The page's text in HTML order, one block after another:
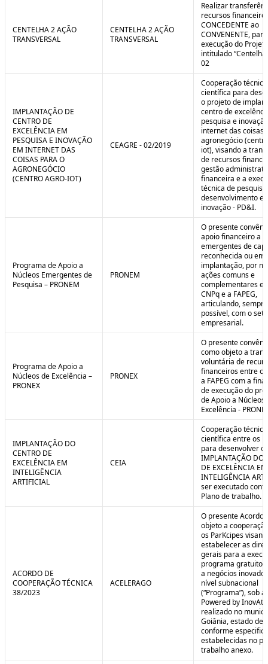
CENTELHA 2 AÇÃO
TRANSVERSAL
CENTELHA 2 AÇÃO
TRANSVERSAL
Realizar
recursos
CONCEDENTE ao
CONVENENTE,
execução do Projeto
intitulado
02
IMPLANTAÇÃO DE
CENTRO DE
EXCELÊNCIA EM
PESQUISA E INOVAÇÃO
EM INTERNET DAS
COISAS PARA O
AGRONEGÓCIO
(CENTRO AGRO-IOT)
CEAGRE - 02/2019
Cooperação
científica para
o projeto de
centro de
pesquisa e
internet das coisas
agronegócio
iot), visando a
de recursos
gestão
financeira e a
técnica de pesquisa,
desenvolvimento e
inovação - PD&I.
Programa de Apoio a
Núcleos Emergentes de
Pesquisa – PRONEM
PRONEM
O presente
apoio financeiro a
emergentes de
reconhecida ou em
implantação, por
ações comuns e
complementares
CNPq e a FAPEG,
articulando,
possível, com o
empresarial.
Programa de Apoio a
Núcleos de Excelência –
PRONEX
PRONEX
O presente
como objeto a
voluntária de
financeiros entre o
a FAPEG com a
de execução do
de Apoio a Núcleos
Excelência -
IMPLANTAÇÃO DO
CENTRO DE
EXCELÊNCIA EM
INTELIGÊNCIA
ARTIFICIAL
CEIA
Cooperação
científica entre os
para desenvolver o
IMPLANTAÇÃO DO
DE EXCELÊNCIA EM
INTELIGÊNCIA
ser executado
Plano de trabalho.
ACORDO DE
COOPERAÇÃO TÉCNICA
38/2023
ACELERAGO
O presente Acordo
objeto a
os ParKcipes
estabelecer as
gerais para a
programa gratuito
a negócios
nível subnacional
(“Programa”), sob
Powered by
realizado no
Goiânia, estado de
conforme
estabelecidas no
trabalho anexo.